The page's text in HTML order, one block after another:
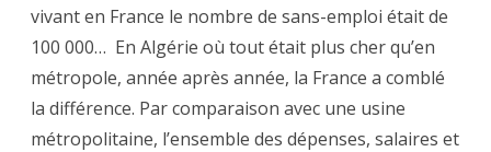
vivant en France le nombre de sans-emploi était de
100 000… En Algérie où tout était plus cher qu’en
métropole, année après année, la France a comblé
la différence. Par comparaison avec une usine
métropolitaine, l’ensemble des dépenses, salaires et